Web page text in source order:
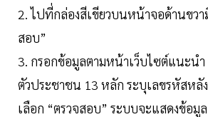
2. ไปที่กล่องสีเขียวบนหน้าจอด้านขวา
สอบ”
3. กรอกข้อมูลตามหน้าเว็บไซต์แนะนำ
ตัวประชาชน 13 หลัก ระบุเลขรหัสหลั
เลือก “ตรวจสอบ” ระบบจะแสดงข้อมู